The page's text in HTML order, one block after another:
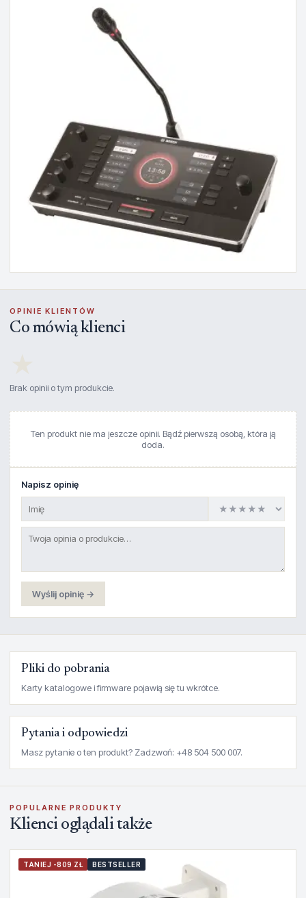
OPINIE KLIENTÓW
Co mówią klienci
Brak opinii o tym produkcie.
Ten produkt nie ma jeszcze opinii. Bądź pierwszą osobą, która ją
doda.
Napisz opinię
Wyślij opinię →
Pliki do pobrania
Karty katalogowe i firmware pojawią się tu wkrótce.
Pytania i odpowiedzi
Masz pytanie o ten produkt? Zadzwoń: +48 504 500 007.
POPULARNE PRODUKTY
Klienci oglądali także
TANIEJ -809 ZŁ BESTSELLER